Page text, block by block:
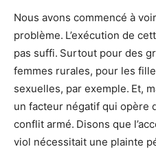
Nous avons commencé à
problème. L’exécution de
pas suffi. Surtout pour des
femmes rurales, pour les
sexuelles, par exemple. Et,
un facteur négatif qui opère
conflit armé. Disons que
viol nécessitait une plainte